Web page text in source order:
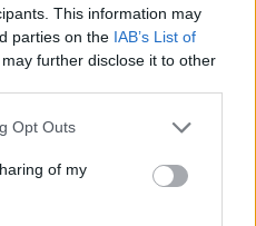
This information may
parties on the IAB’s List of
further disclose it to other
uses one or more Google
behaviour. You may click to
and its third-party tags to
purposes in below Google
Opt Outs
of my